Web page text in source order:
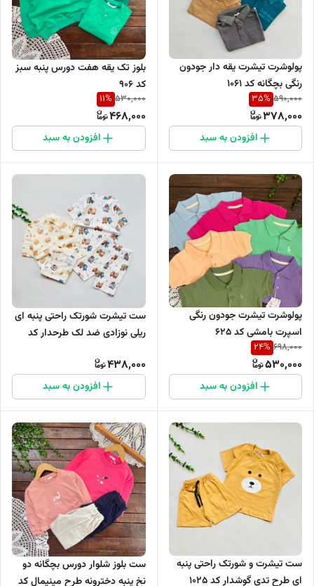
پولوشرت تیشرت یقه دار جودون
رنگی بچگانه کد 1061
590,000
35%
378,000
افزودن به سبد
بلوز تک یقه هفت دورس پنبه سبز
کد ۹۰۶
530,000
11%
468,000
افزودن به سبد
پولوشرت تیشرت جودون رنگی
اسپرت بامشی کد ۶۲۵
698,000
24%
530,000
افزودن به سبد
ست تیشرت شورتک راحتی پنبه ای
ریلی نوزادی ضد لک طرحدار کد
438,000
افزودن به سبد
ست تیشرت و شورتک راحتی پنبه
ای طرح تدی گوشدار کد 1025
ست بلوز شلوار دورس بچگانه دو
نخ پنبه دخترونه طرح مینیمال کد